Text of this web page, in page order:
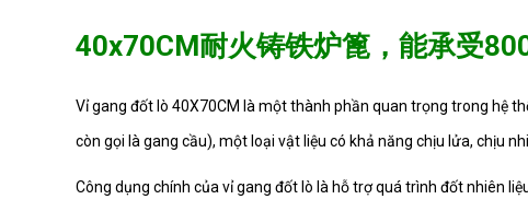
S007980
40x70CM耐火铸铁炉篦，能承受
Vỉ gang đốt lò 40X70CM là một thành phần quan trọng trong hệ
còn gọi là gang cầu), một loại vật liệu có khả năng chịu lửa, chịu
Công dụng chính của vỉ gang đốt lò là hỗ trợ quá trình đốt nhiên